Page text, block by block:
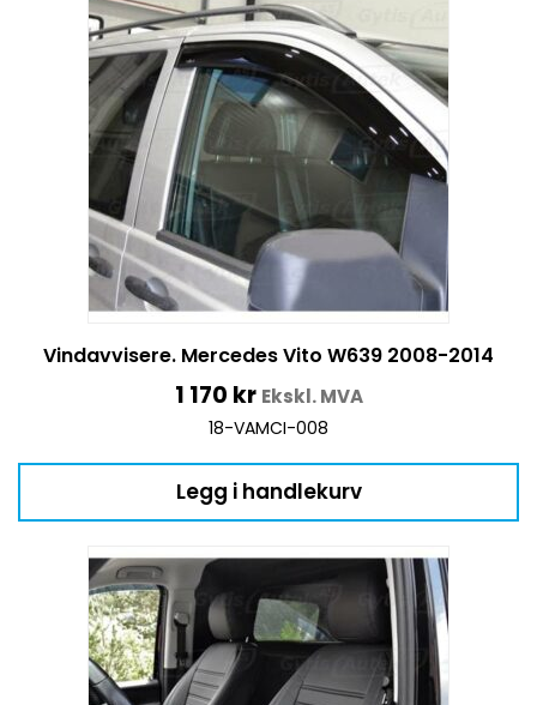
Vindavvisere. Mercedes Vito W639 2008-2014
1 170 kr Ekskl. MVA
18-VAMCI-008
Legg i handlekurv